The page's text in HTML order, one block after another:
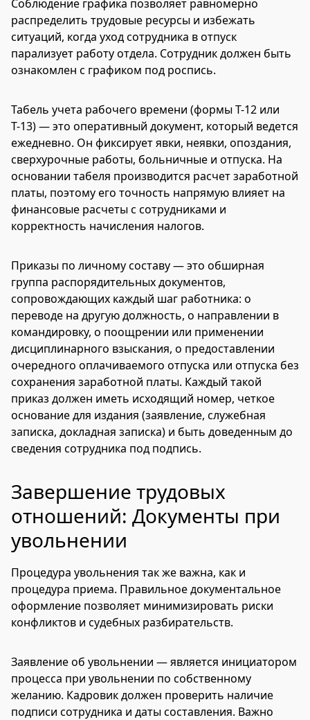
Соблюдение графика позволяет равномерно
распределить трудовые ресурсы и избежать
ситуаций, когда уход сотрудника в отпуск
парализует работу отдела. Сотрудник должен быть
ознакомлен с графиком под роспись.
Табель учета рабочего времени (формы Т-12 или
Т-13) — это оперативный документ, который ведется
ежедневно. Он фиксирует явки, неявки, опоздания,
сверхурочные работы, больничные и отпуска. На
основании табеля производится расчет заработной
платы, поэтому его точность напрямую влияет на
финансовые расчеты с сотрудниками и
корректность начисления налогов.
Приказы по личному составу — это обширная
группа распорядительных документов,
сопровождающих каждый шаг работника: о
переводе на другую должность, о направлении в
командировку, о поощрении или применении
дисциплинарного взыскания, о предоставлении
очередного оплачиваемого отпуска или отпуска без
сохранения заработной платы. Каждый такой
приказ должен иметь исходящий номер, четкое
основание для издания (заявление, служебная
записка, докладная записка) и быть доведенным до
сведения сотрудника под подпись.
Завершение трудовых
отношений: Документы при
увольнении
Процедура увольнения так же важна, как и
процедура приема. Правильное документальное
оформление позволяет минимизировать риски
конфликтов и судебных разбирательств.
Заявление об увольнении — является инициатором
процесса при увольнении по собственному
желанию. Кадровик должен проверить наличие
подписи сотрудника и даты составления. Важно